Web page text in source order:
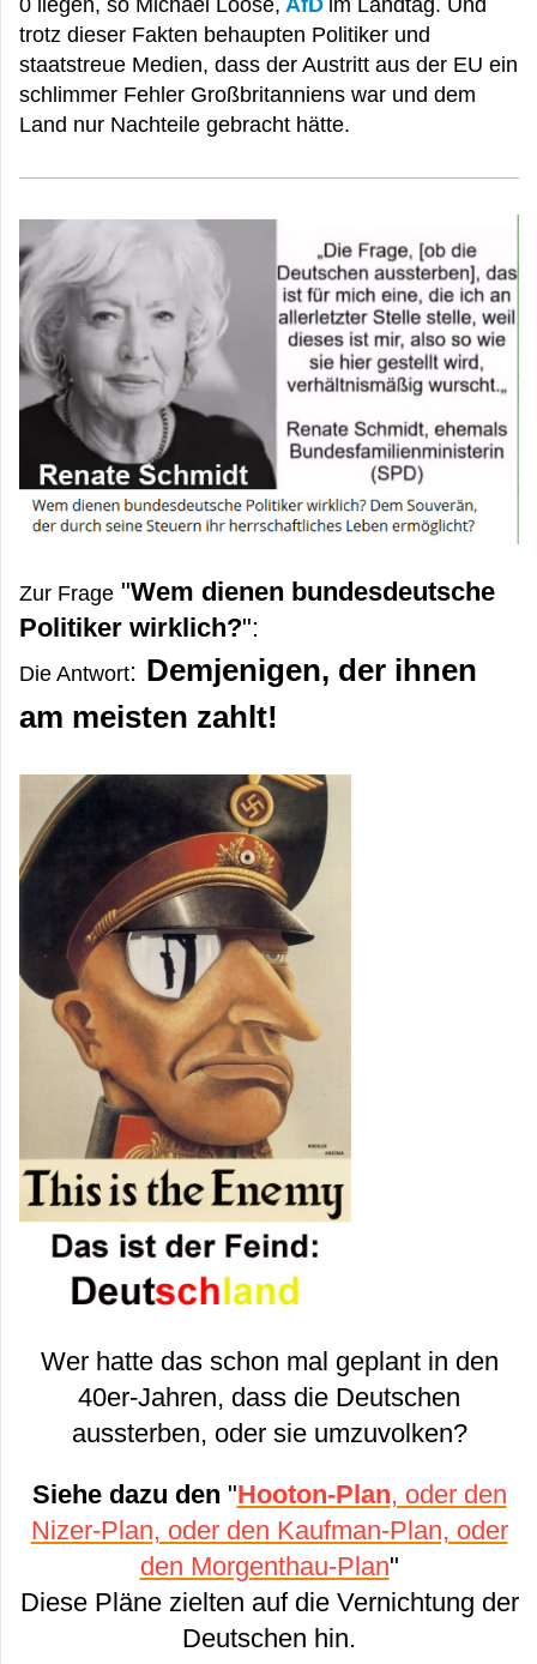
0 liegen, so Michael Loose, AfD im Landtag. Und
trotz dieser Fakten behaupten Politiker und
staatstreue Medien, dass der Austritt aus der EU ein
schlimmer Fehler Großbritanniens war und dem
Land nur Nachteile gebracht hätte.
Zur Frage "Wem dienen bundesdeutsche
Politiker wirklich?":
Die Antwort: Demjenigen, der ihnen
am meisten zahlt!
Wer hatte das schon mal geplant in den
40er-Jahren, dass die Deutschen
aussterben, oder sie umzuvolken?
Siehe dazu den "Hooton-Plan, oder den
Nizer-Plan, oder den Kaufman-Plan, oder
den Morgenthau-Plan"
Diese Pläne zielten auf die Vernichtung der
Deutschen hin.